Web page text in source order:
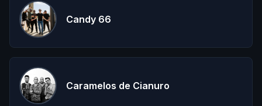
Candy 66
Caramelos de Cianuro